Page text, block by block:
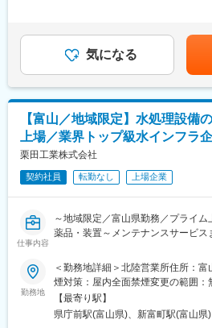
る製品を提供しています。大学との
業の設立など、安定した経営基盤を
りに貢献しています。社員の7割は
自動車業界、サービス業界、福祉
多く活躍しています。
変更の範囲：会社の定める業務
※担当地域により月2~3回の宿泊を
どで切断機を導入いただいていま
料屋が同社の金属切断機を使ってい
業のモノづくりを支えていますので
ンです。
■組織構成
富山営業所：7名
■教育体制
ご経験により、2～3か月間、富山本
たします。※研修期間中も住宅手当
現場配属後も個々の成長レベルや事
の状況にもよりますが、最長半年ほ
頂こうと考えています。先輩につい
昇給：年1回■賞与：昨年実績3ヶ月
合）◇モデル年収30歳 8年目 ４００万
０万円 40歳 18年目 ６００万
額であり、選考を通じて上下する
固定手当を含めた表記です。
気になる
【富山／地域限定】水処理設備
上場／業界トップ級水インフラ
栗田工業株式会社
契約社員 転勤なし 上場企業
仕事内容
～地域限定／富山県勤務／プライ
薬品・装置～メンテナンスサービ
＜水と環境＞の課題を解決／専門
がる／在宅可◎家族・住居手当充実
■業務内容：
当社の電子営業二部 北陸営業課にて
勤務地
＜勤務地詳細＞北陸営業所住所：
煙対策：屋内全面禁煙変更の範囲：
【最寄り駅】
県庁前駅(富山県)、新富町駅(富山県